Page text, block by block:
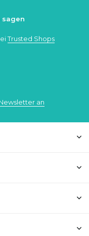
sagen
Trusted Shops
an